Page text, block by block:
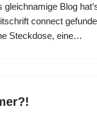
Blog
connect
Steckdose, eine…